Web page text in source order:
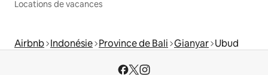
Locations de vacances
Airbnb Indonésie Province de Bali Gianyar Ubud